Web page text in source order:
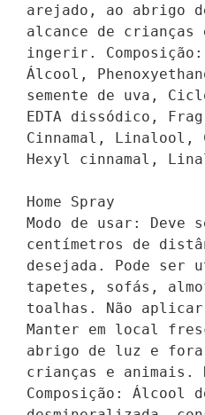
arejado, ao abrigo
alcance de crianças
ingerir.
Álcool,
semente de uva,
EDTA dissódico,
Cinnamal, Linalool,
Hexyl cinnamal,
Home Spray
Modo de usar: Deve
centímetros de
desejada. Pode ser
tapetes, sofás,
toalhas. Não
Manter em local
abrigo de luz e fora
crianças e animais.
Composição: Álcool